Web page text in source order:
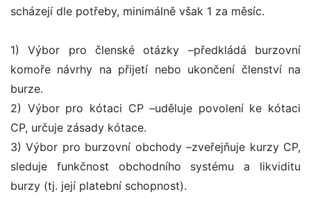
scházejí dle potřeby, minimálně však 1 za měsíc.
1) Výbor pro členské otázky –předkládá burzovní
komoře návrhy na přijetí nebo ukončení členství na
burze.
2) Výbor pro kótaci CP –uděluje povolení ke kótaci
CP, určuje zásady kótace.
3) Výbor pro burzovní obchody –zveřejňuje kurzy CP,
sleduje funkčnost obchodního systému a likviditu
burzy (tj. její platební schopnost).